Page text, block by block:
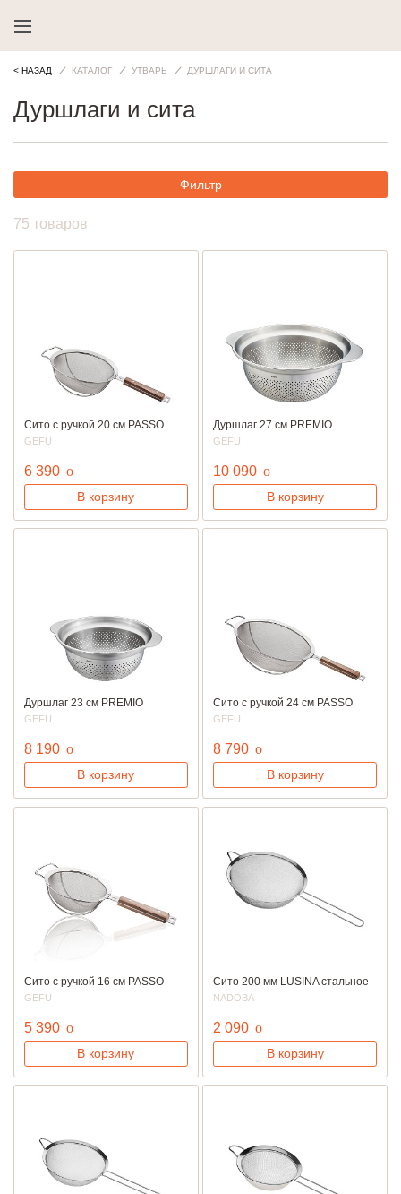
< НАЗАД КАТАЛОГ УТВАРЬ ДУРШЛАГИ И СИТА
Дуршлаги и сита
Фильтр
75 товаров
Сито с ручкой 20 см PASSO
GEFU
6 390 руб.
o
В корзину
Дуршлаг 27 см PREMIO
GEFU
10 090 руб.
o
В корзину
Дуршлаг 23 см PREMIO
GEFU
8 190 руб.
o
В корзину
Сито с ручкой 24 см PASSO
GEFU
8 790 руб.
o
В корзину
Сито с ручкой 16 см PASSO
GEFU
5 390 руб.
o
В корзину
Сито 200 мм LUSINA стальное
NADOBA
2 090 руб.
o
В корзину